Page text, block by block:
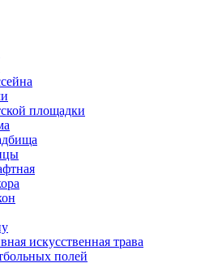
площадки
искусственная трава
полей